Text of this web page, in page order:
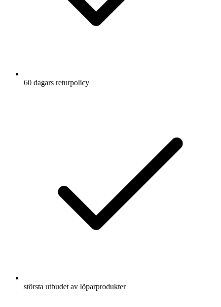
60 dagars returpolicy
största utbudet av löparprodukter